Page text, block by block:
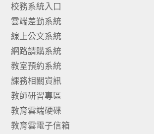
校務系統入口
雲端差勤系統
線上公文系統
網路請購系統
教室預約系統
課務相關資訊
教師研習專區
教育雲端硬碟
教育雲電子信箱